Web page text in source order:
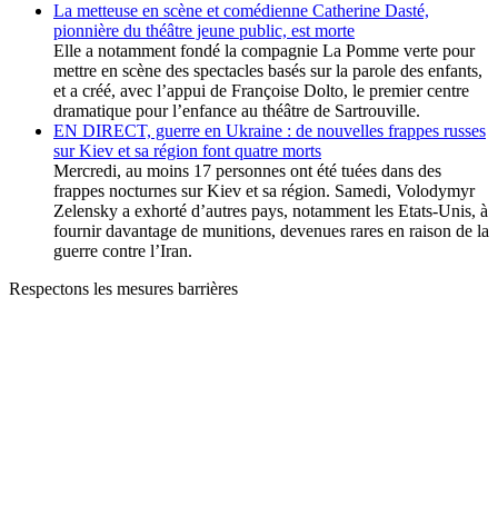
La metteuse en scène et comédienne Catherine Dasté,
pionnière du théâtre jeune public, est morte
Elle a notamment fondé la compagnie La Pomme verte pour
mettre en scène des spectacles basés sur la parole des enfants,
et a créé, avec l’appui de Françoise Dolto, le premier centre
dramatique pour l’enfance au théâtre de Sartrouville.
EN DIRECT, guerre en Ukraine : de nouvelles frappes russes
sur Kiev et sa région font quatre morts
Mercredi, au moins 17 personnes ont été tuées dans des
frappes nocturnes sur Kiev et sa région. Samedi, Volodymyr
Zelensky a exhorté d’autres pays, notamment les Etats-Unis, à
fournir davantage de munitions, devenues rares en raison de la
guerre contre l’Iran.
Respectons les mesures barrières